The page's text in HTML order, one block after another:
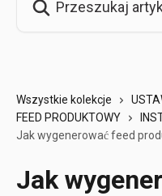
Wszystkie kolekcje
FEED PRODUKTOWY
Jak wygenerować feed
Jak